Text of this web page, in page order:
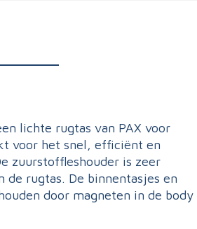
lichte rugtas van PAX voor
voor het snel, efficiënt en
zuurstoffleshouder is zeer
rugtas. De binnentasjes en
door magneten in de body